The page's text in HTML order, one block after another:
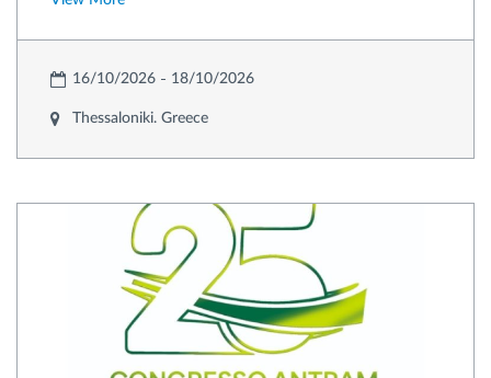
16/10/2026 18/10/2026
Thessaloniki. Greece